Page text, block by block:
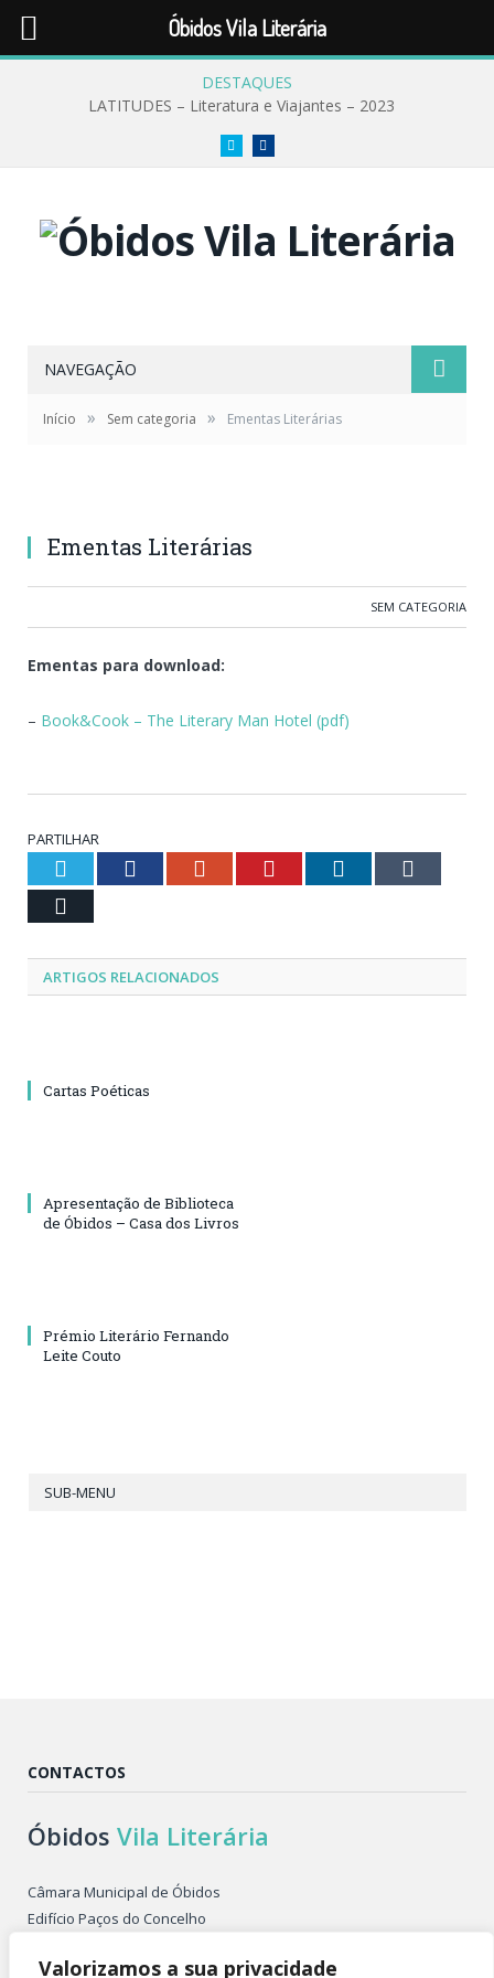
Valorizamos a sua privacidade
DESTAQUES
LATITUDES – Literatura e Viajantes – 2023
Twitter
NAVEGAÇÃO
Início » Sem categoria » Ementas Literárias
Ementas Literárias
SEM CATEGORIA
Ementas para download:
– Book&Cook – The Literary Man Hotel (pdf)
PARTILHAR
Twitter Facebook Google+ Pinterest LinkedIn
ARTIGOS RELACIONADOS
Cartas Poéticas
Apresentação de Biblioteca
de Óbidos – Casa dos Livros
Prémio Literário Fernando
Leite Couto
SUB-MENU
CONTACTOS
Óbidos Vila Literária
Câmara Municipal de Óbidos
Edifício Paços do Concelho
2510-086 ÓBIDOS PORTUGAL
Óbidos Vila Literária